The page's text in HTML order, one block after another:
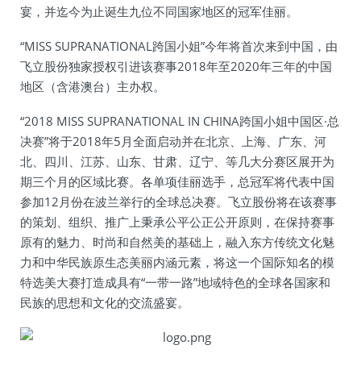
宴，并迄今为止诞生九位不同国家地区的冠军佳丽。
“MISS SUPRANATIONAL跨国小姐”今年将首次来到中国，由
飞立股份独家授权引进该赛事2018年至2020年三年的中国
地区（含港澳台）主办权。
“2018 MISS SUPRANATIONAL IN CHINA跨国小姐中国区·总
决赛”将于2018年5月全面启动并在北京、上海、广东、河
北、四川、江苏、山东、甘肃、辽宁、等几大分赛区展开为
期三个月的区域比赛。各单项佳丽选手，总冠军将代表中国
参加12月份在波兰举行的全球总决赛。飞立股份将在该赛事
的策划、组织、推广上秉承公平公正公开原则，在保持赛事
原有的魅力、时尚和自然美的基础上，融入东方传统文化魅
力和中华民族原生态美丽内涵元素，将这一个国际知名的模
特选美大赛打造成具有“一带一路”地域特色的全球各国家和
民族的思想和文化的交流盛宴。